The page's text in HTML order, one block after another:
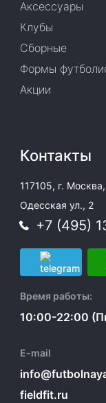
Аксессуары
Клубы
Сборные
Формы
Акции
Контакты
117105, г. Москва,
Одесская ул., 2
+7 (495)
Время работы:
10:00-22:00
E-mail
fieldfit.ru